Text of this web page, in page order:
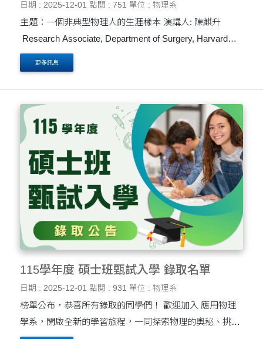
日期 : 2025-12-01 點閱 : 751 單位 : 物理系
主題：一個非典型物理人的生涯樣本 演講人: 陳麒升
Research Associate, Department of Surgery, Harvard
Medical School ....
更多訊息
115學年度 碩士班甄試入學 錄取名單
日期 : 2025-12-01 點閱 : 931 單位 : 物理系
榜單公布，恭喜所有錄取的同學們！ 歡迎加入 應用物理
學系，開啟全新的學習旅程，一同探索物理的奧秘、挑戰